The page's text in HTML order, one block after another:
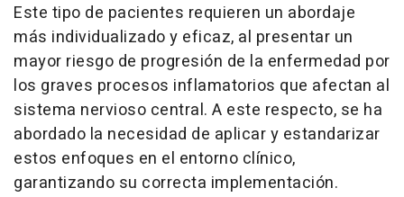
Este tipo de pacientes requieren un abordaje
más individualizado y eficaz, al presentar un
mayor riesgo de progresión de la enfermedad por
los graves procesos inflamatorios que afectan al
sistema nervioso central. A este respecto, se ha
abordado la necesidad de aplicar y estandarizar
estos enfoques en el entorno clínico,
garantizando su correcta implementación.